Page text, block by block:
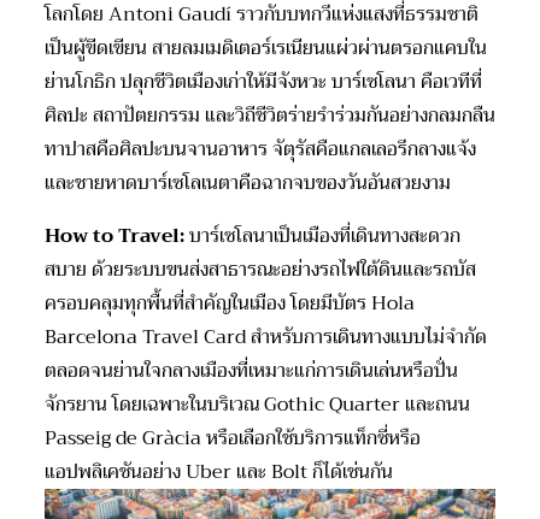
โลกโดย Antoni Gaudí ราวกับบทกวีแห่งแสงที่ธรรมชาติ
เป็นผู้ขีดเขียน สายลมเมดิเตอร์เรเนียนแผ่วผ่านตรอกแคบใน
ย่านโกธิก ปลุกชีวิตเมืองเก่าให้มีจังหวะ บาร์เซโลนา คือเวทีที่
ศิลปะ สถาปัตยกรรม และวิถีชีวิตร่ายรำร่วมกันอย่างกลมกลืน
ทาปาสคือศิลปะบนจานอาหาร จัตุรัสคือแกลเลอรีกลางแจ้ง
และชายหาดบาร์เซโลเนตาคือฉากจบของวันอันสวยงาม
How to Travel:บาร์เซโลนาเป็นเมืองที่เดินทางสะดวก
สบาย ด้วยระบบขนส่งสาธารณะอย่างรถไฟใต้ดินและรถบัส
ครอบคลุมทุกพื้นที่สำคัญในเมือง โดยมีบัตร Hola
Barcelona Travel Card สำหรับการเดินทางแบบไม่จำกัด
ตลอดจนย่านใจกลางเมืองที่เหมาะแก่การเดินเล่นหรือปั่น
จักรยาน โดยเฉพาะในบริเวณ Gothic Quarter และถนน
Passeig de Gràcia หรือเลือกใช้บริการแท็กซี่หรือ
แอปพลิเคชันอย่าง Uber และ Bolt ก็ได้เช่นกัน